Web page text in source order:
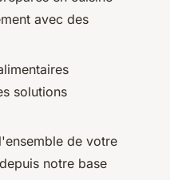
avec des
solutions
de votre
notre base